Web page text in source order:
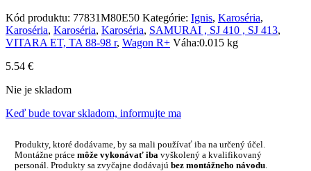
Kód produktu: 77831M80E50 Kategórie: Ignis, Karoséria,
Karoséria, Karoséria, Karoséria, SAMURAI , SJ 410 , SJ 413,
VITARA ET, TA 88-98 r, Wagon R+ Váha:0.015 kg
5.54 €
Nie je skladom
Keď bude tovar skladom, informujte ma
Produkty, ktoré dodávame, by sa mali používať iba na určený účel.
Montážne práce môže vykonávať iba vyškolený a kvalifikovaný
personál. Produkty sa zvyčajne dodávajú bez montážneho návodu